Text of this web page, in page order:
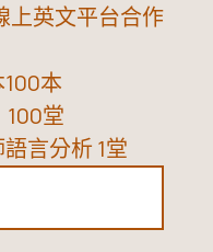
英文平台合作
本
100堂
言分析 1堂